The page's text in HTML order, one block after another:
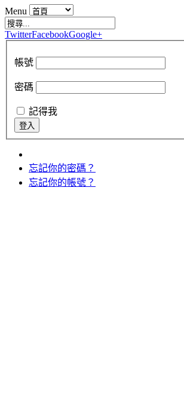
Menu
TwitterFacebookGoogle+
帳號
密碼
記得我
忘記你的密碼？
忘記你的帳號？